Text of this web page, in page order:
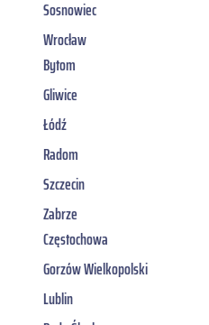
Sosnowiec
Wrocław
Bytom
Gliwice
Łódź
Radom
Szczecin
Zabrze
Częstochowa
Gorzów Wielkopolski
Lublin